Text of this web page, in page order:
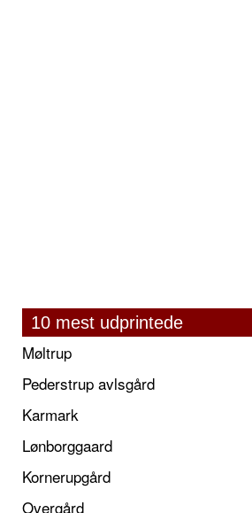
10 mest udprintede
Møltrup
Pederstrup avlsgård
Karmark
Lønborggaard
Kornerupgård
Overgård